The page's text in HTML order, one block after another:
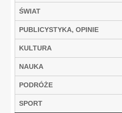
ŚWIAT
PUBLICYSTYKA, OPINIE
KULTURA
NAUKA
PODRÓŻE
SPORT